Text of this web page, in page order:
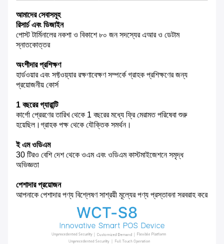
আমাদের সেবাসমূহ
রিসার্চ এবং ডিজাইন
পোস্ট টার্মিনালের নকশা ও বিকাশে ৮০ জন সদস্যের এআর ও ডেটাম
স্নাতকোত্তর
অংশীদার প্রশিক্ষণ
হার্ডওয়ার এবং সফ্টওয়্যার রক্ষণাবেক্ষণ সম্পর্কে গ্রাহক প্রশিক্ষণের জন্য
প্রয়োজনীয় কোর্স
1 বছরের গ্যারান্টি
কার্গো প্রেরণের তারিখ থেকে 1 বছরের মধ্যে ফ্রি মেরামত পরিষেবা শুরু
হয়েছিল।গ্রাহক পক্ষ থেকে যৌক্তিক সমর্থন।
ই এম ওডিএম
30 টিরও বেশি দেশ থেকে ওএম এবং ওডিএম কাস্টমাইজেশনে সমৃদ্ধ
অভিজ্ঞতা
পেশাদার প্রয়োজন
আপনাকে পেশাদার পণ্য বিশ্লেষণ সাশ্রয়ী মূল্যের পণ্য প্রস্তাবনা সরবরাহ করে